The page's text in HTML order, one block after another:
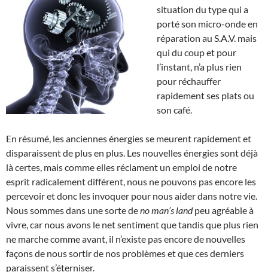
situation du type qui a
porté son micro-onde en
réparation au S.A.V. mais
qui du coup et pour
l’instant, n’a plus rien
pour réchauffer
rapidement ses plats ou
son café.
En résumé, les anciennes énergies se meurent rapidement et
disparaissent de plus en plus. Les nouvelles énergies sont déjà
là certes, mais comme elles réclament un emploi de notre
esprit radicalement différent, nous ne pouvons pas encore les
percevoir et donc les invoquer pour nous aider dans notre vie.
Nous sommes dans une sorte deno man’s landpeu agréable à
vivre, car nous avons le net sentiment que tandis que plus rien
ne marche comme avant, il n’existe pas encore de nouvelles
façons de nous sortir de nos problèmes et que ces derniers
paraissent s’éterniser.